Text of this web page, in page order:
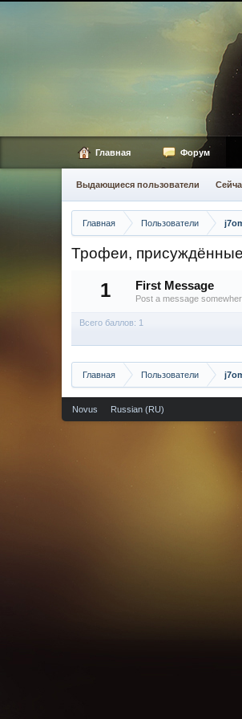
Главная Пользователи
Трофеи,
1 First Message
Post a message
Всего баллов: 1
Главная Пользователи
Главная Форум
Выдающиеся пользователи
Novus Russian (RU)